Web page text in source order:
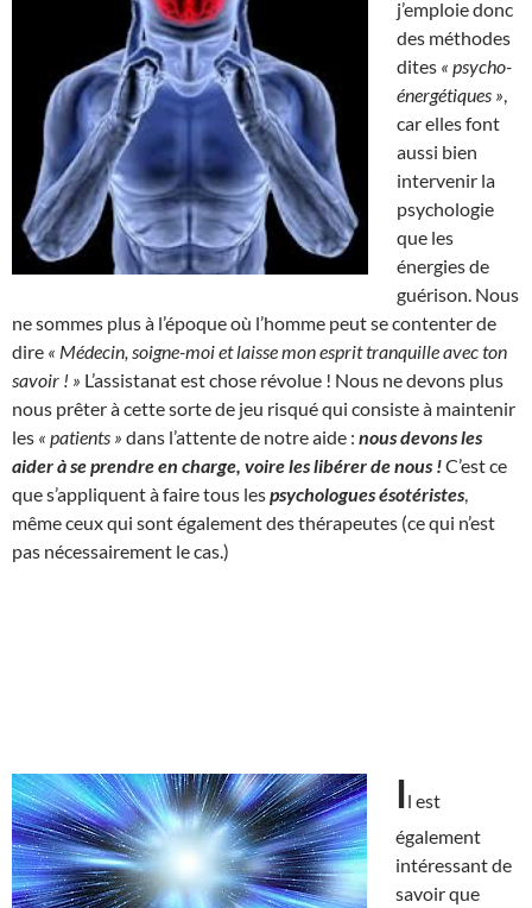
j’emploie donc
des méthodes
dites « psycho-
énergétiques »
car elles font
aussi bien
intervenir la
psychologie
que les
énergies de
guérison. Nous
ne sommes plus à l’époque où l’homme peut se contenter de
dire « Médecin, soigne-moi et laisse mon esprit tranquille avec ton
savoir ! » L’assistanat est chose révolue ! Nous ne devons plus
nous prêter à cette sorte de jeu risqué qui consiste à maintenir
les « patients » dans l’attente de notre aide : nous devons les
aider à se prendre en charge, voire les libérer de nous !C’est ce
que s’appliquent à faire tous lespsychologues ésotéristes
même ceux qui sont également des thérapeutes (ce qui n’est
pas nécessairement le cas.)
Il est
également
intéressant de
savoir que